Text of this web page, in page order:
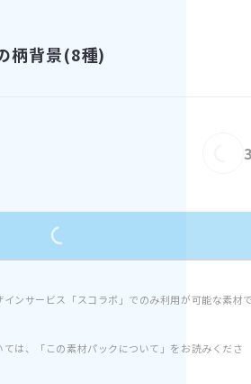
柄背景(8種)
ンサービス「スコラボ」でのみ利用が可能な素材
は、「この素材パックについて」をお読みくださ